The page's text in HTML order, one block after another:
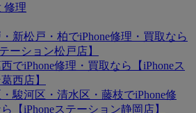
修理
新松戸・柏でiPhone修理・買取なら
ーション松戸店】
でiPhone修理・買取なら【iPhoneス
西店】
駿河区・清水区・藤枝でiPhone修
【iPhoneステーション静岡店】